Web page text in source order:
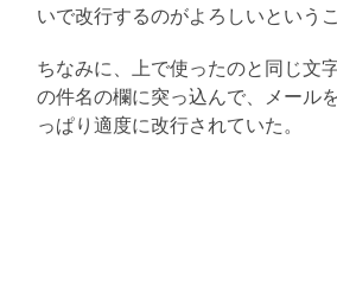
いで改行するのがよろしいという
ちなみに、上で使ったのと同じ文
の件名の欄に突っ込んで、メール
っぱり適度に改行されていた。